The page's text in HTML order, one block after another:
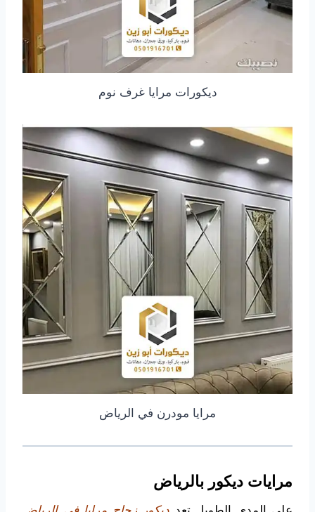
ديكورات مرايا غرف نوم
مرايا مودرن في الرياض
مرايات ديكور بالرياض